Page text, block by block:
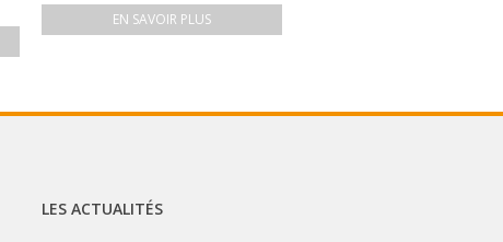
EN SAVOIR PLUS
LES ACTUALITÉS